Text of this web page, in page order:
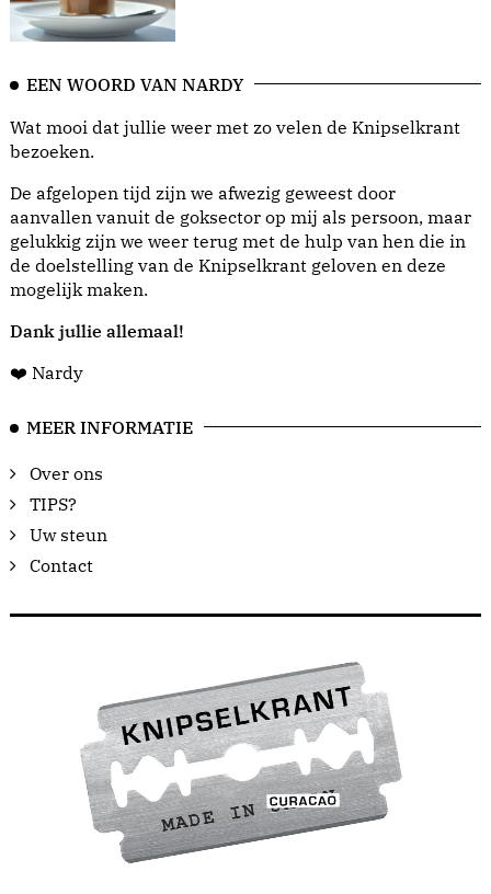
EEN WOORD VAN NARDY
Wat mooi dat jullie weer met zo velen de Knipselkrant
bezoeken.
De afgelopen tijd zijn we afwezig geweest door
aanvallen vanuit de goksector op mij als persoon, maar
gelukkig zijn we weer terug met de hulp van hen die in
de doelstelling van de Knipselkrant geloven en deze
mogelijk maken.
Dank jullie allemaal!
❤️ Nardy
MEER INFORMATIE
Over ons
TIPS?
Uw steun
Contact